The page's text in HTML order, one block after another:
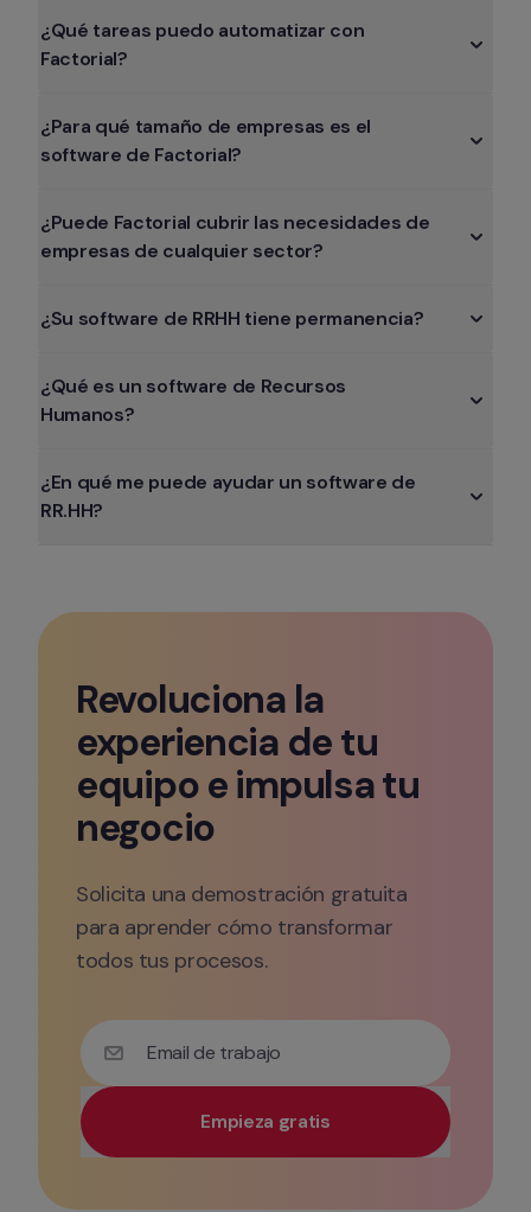
¿Qué tareas puedo automatizar con
Factorial?
¿Para qué tamaño de empresas es el
software de Factorial?
¿Puede Factorial cubrir las necesidades de
empresas de cualquier sector?
¿Su software de RRHH tiene permanencia?
¿Qué es un software de Recursos
Humanos?
¿En qué me puede ayudar un software de
RR.HH?
Revoluciona la
experiencia de tu
equipo e impulsa tu
negocio
Solicita una demostración gratuita
para aprender cómo transformar
todos tus procesos.
Email de trabajo
Empieza gratis
Utiliza tu correo electrónico corporativo para